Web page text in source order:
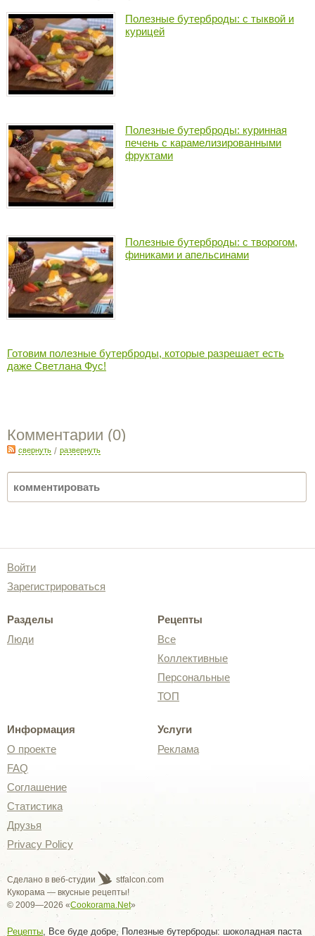
Полезные бутерброды: с тыквой и
курицей
Полезные бутерброды: куринная
печень с карамелизированными
фруктами
Полезные бутерброды: с творогом,
финиками и апельсинами
Готовим полезные бутерброды, которые разрешает есть
даже Светлана Фус!
Комментарии (0)
свернуть / развернуть
Войти
Зарегистрироваться
Разделы
Люди
Рецепты
Все
Коллективные
Персональные
ТОП
Информация
О проекте
FAQ
Соглашение
Статистика
Друзья
Privacy Policy
Услуги
Реклама
Сделано в веб-студии
stfalcon.com
Кукорама — вкусные рецепты!
© 2009—2026 «Cookorama.Net»
Рецепты , Все буде добре, Полезные бутерброды: шоколадная паста